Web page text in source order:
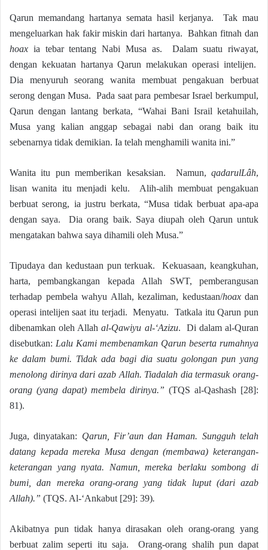
Qarun memandang hartanya semata hasil kerjanya. Tak mau
mengeluarkan hak fakir miskin dari hartanya. Bahkan fitnah dan
hoax ia tebar tentang Nabi Musa as. Dalam suatu riwayat,
dengan kekuatan hartanya Qarun melakukan operasi intelijen.
Dia menyuruh seorang wanita membuat pengakuan berbuat
serong dengan Musa. Pada saat para pembesar Israel berkumpul,
Qarun dengan lantang berkata, “Wahai Bani Israil ketahuilah,
Musa yang kalian anggap sebagai nabi dan orang baik itu
sebenarnya tidak demikian. Ia telah menghamili wanita ini.”
Wanita itu pun memberikan kesaksian. Namun, qadarulLâh,
lisan wanita itu menjadi kelu. Alih-alih membuat pengakuan
berbuat serong, ia justru berkata, “Musa tidak berbuat apa-apa
dengan saya. Dia orang baik. Saya diupah oleh Qarun untuk
mengatakan bahwa saya dihamili oleh Musa.”
Tipudaya dan kedustaan pun terkuak. Kekuasaan, keangkuhan,
harta, pembangkangan kepada Allah SWT, pemberangusan
terhadap pembela wahyu Allah, kezaliman, kedustaan/hoaxdan
operasi intelijen saat itu terjadi. Menyatu. Tatkala itu Qarun pun
dibenamkan oleh Allahal-Qawiyu al-‘Azizu. Di dalam al-Quran
disebutkan: Lalu Kami membenamkan Qarun beserta rumahnya
ke dalam bumi. Tidak ada bagi dia suatu golongan pun yang
menolong dirinya dari azab Allah. Tiadalah dia termasuk orang-
orang (yang dapat) membela dirinya.” (TQS al-Qashash [28]:
81).
Juga, dinyatakan: Qarun, Fir’aun dan Haman. Sungguh telah
datang kepada mereka Musa dengan (membawa) keterangan-
keterangan yang nyata. Namun, mereka berlaku sombong di
bumi, dan mereka orang-orang yang tidak luput (dari azab
Allah).” (TQS. Al-‘Ankabut [29]: 39).
Akibatnya pun tidak hanya dirasakan oleh orang-orang yang
berbuat zalim seperti itu saja. Orang-orang shalih pun dapat